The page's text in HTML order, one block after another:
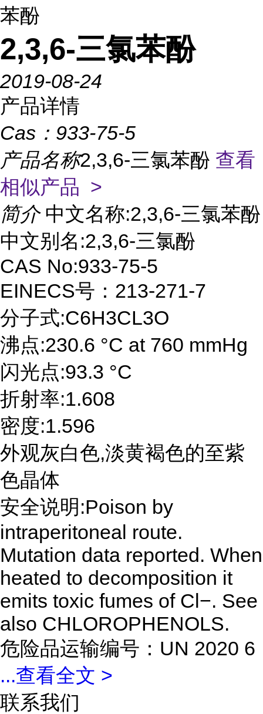
苯酚
2,3,6-三氯苯酚
2019-08-24
产品详情
Cas： 933-75-5
产品名称2,3,6-三氯苯酚 查看
相似产品 >
简介 中文名称:2,3,6-三氯苯酚
中文别名:2,3,6-三氯酚
CAS No:933-75-5
EINECS号：213-271-7
分子式:C6H3CL3O
沸点:230.6 °C at 760 mmHg
闪光点:93.3 °C
折射率:1.608
密度:1.596
外观灰白色,淡黄褐色的至紫
色晶体
安全说明:Poison by
intraperitoneal route.
Mutation data reported. When
heated to decomposition it
emits toxic fumes of Cl−. See
also CHLOROPHENOLS.
危险品运输编号：UN 2020 6
...查看全文 >
联系我们